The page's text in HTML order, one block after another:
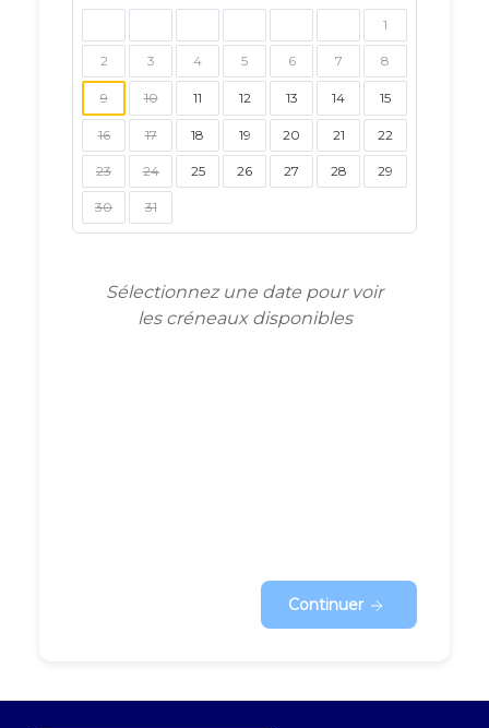
1
2 3 4 5 6 7 8
9 10 11 12 13 14 15
16 17 18 19 20 21 22
23 24 25 26 27 28 29
30 31
Sélectionnez une date pour voir
les créneaux disponibles
Continuer